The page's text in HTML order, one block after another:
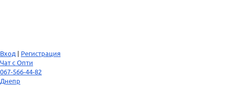
Вход | Регистрация
Чат с Опти
067-566-44-82
Днепр